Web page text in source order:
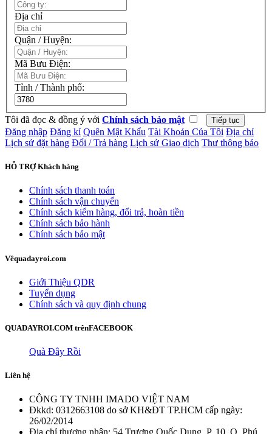
Địa chỉ
Quận / Huyện:
Mã Bưu Điện:
Tỉnh / Thành phố:
Tôi đã đọc & đồng ý với Chính sách bảo mật
Đăng nhập Đăng kí Quên Mật Khẩu Tài Khoản Của Tôi Địa chỉ
Lịch sử đặt hàng Đổi / Trả hàng Lịch sử Giao dịch Thư thông báo
HỖ TRỢKhách hàng
Chính sách thanh toán
Chính sách vận chuyển
Chính sách kiểm hàng, đổi trả, hoàn tiền
Chính sách bảo hành
Chính sách bảo mật
Vềquadayroi.com
Giới Thiệu QDR
Tuyển dụng
Chính sách và quy định chung
QUADAYROI.COM trênFACEBOOK
Quà Đây Rồi
Liên hệ
CÔNG TY TNHH IMADO VIỆT NAM
Đkkd: 0312663108 do sở KH&ĐT TP.HCM cấp ngày:
26/02/2014